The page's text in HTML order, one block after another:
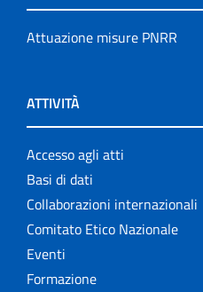
Attuazione misure PNRR
ATTIVITÀ
Accesso agli atti
Basi di dati
Collaborazioni internazionali
Comitato Etico Nazionale
Eventi
Formazione